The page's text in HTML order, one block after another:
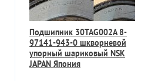
Подшипник 30TAG002A 8-
97141-943-0 шкворневой
упорный шариковый NSK
JAPAN Япония